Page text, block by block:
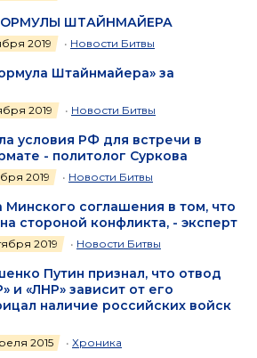
ШТАЙНМАЙЕРА
2019 • Новости Битвы
Штайнмайера» за
2019 • Новости Битвы
условия РФ для встречи в
- политолог Суркова
2019 • Новости Битвы
Минского соглашения в том, что
стороной конфликта, - эксперт
2019 • Новости Битвы
Путин признал, что отвод
и «ЛНР» зависит от его
наличие российских войск
2015 • Хроника